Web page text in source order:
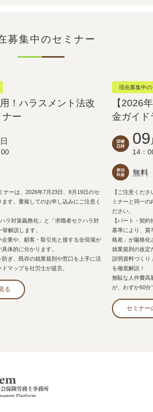
募集中のセミナー
！ハラスメント法改
ナー
日
ナーは、2026年7月23日、8月19日のセ
す。重複してのお申し込みにご注意く
ラ対策義務化」と「求職者セクハラ対
解説します。
業や、顧客・取引先と接する全現場が
体的に分かります。
ぎ、既存の就業規則や窓口を上手に活
マップを社労士が提言。
る
現在募集中
【2026
金ガイド
09
14：
無料
【ご注意くだ
ミナーと同一
ださい。
【パート・契
基準により、賞
格差」が厳格化
就業規則の改定
説明資料づくり
を徹底解説！
無駄な人件費高
が、わずか60分
セミナー